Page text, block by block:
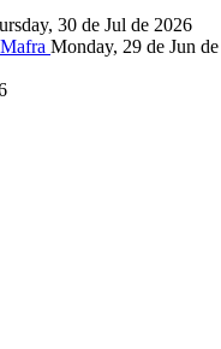
30 de Jul de 2026
Monday, 29 de Jun